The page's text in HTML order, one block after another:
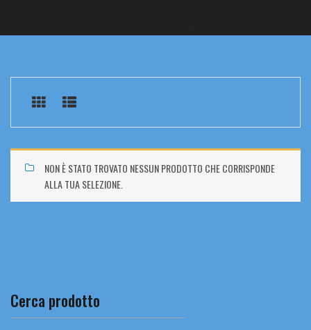
Cerca prodotto
NON È STATO TROVATO NESSUN PRODOTTO CHE CORRISPONDE
ALLA TUA SELEZIONE.